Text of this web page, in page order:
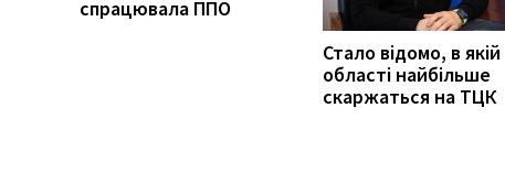
спрацювала ППО
Стало відомо, в якій
області найбільше
скаржаться на ТЦК